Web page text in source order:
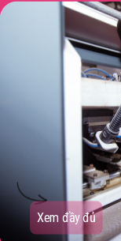
Xem đầy đủ